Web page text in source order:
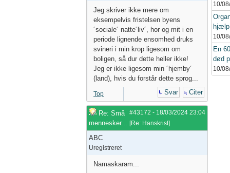
Jeg skriver ikke mere om
eksempelvis fristelsen byens
´sociale´ natte´liv´, hor og mit i en
periode lignende ensomhed druks
svineri i min krop ligesom om
boligen, så dur dette heller ikke!
Jeg er ikke ligesom min ´hjemby´
(land), hvis du forstår dette sprog...
Top Svar Citer
#43172 - 18/03/2024 23:04
Re: Små
mennesker... [Re: Hanskrist]
ABC
Uregistreret
Namaskaram...
10/
10/
En
død
10/